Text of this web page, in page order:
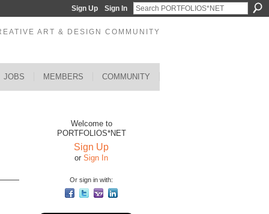
Sign Up Sign In
ART & DESIGN COMMUNITY
JOBS MEMBERS COMMUNITY
Welcome to
PORTFOLIOS*NET
Sign Up
or Sign In
Or sign in with: